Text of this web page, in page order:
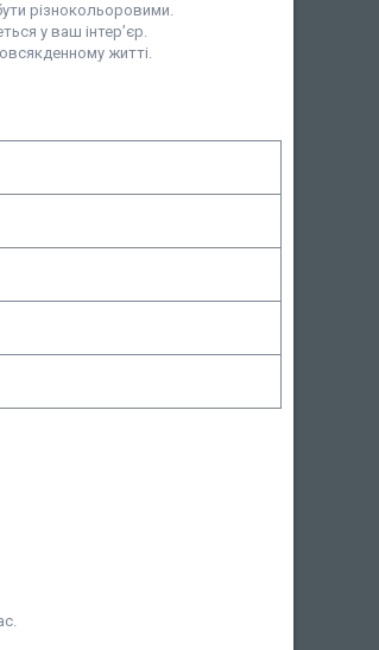
різнокольоровими.
у ваш інтер’єр.
житті.